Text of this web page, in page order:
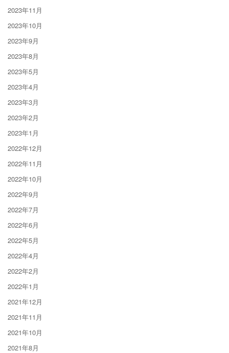
2023年11月
2023年10月
2023年9月
2023年8月
2023年5月
2023年4月
2023年3月
2023年2月
2023年1月
2022年12月
2022年11月
2022年10月
2022年9月
2022年7月
2022年6月
2022年5月
2022年4月
2022年2月
2022年1月
2021年12月
2021年11月
2021年10月
2021年8月